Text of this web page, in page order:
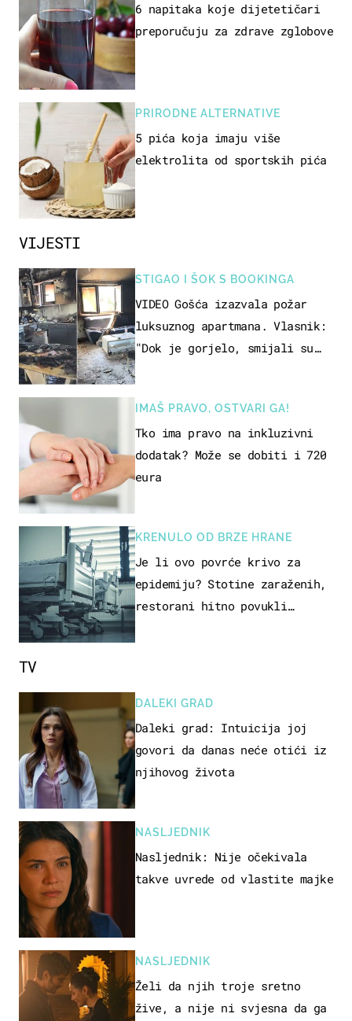
VIJESTI
STIGAO I ŠOK S BOOKINGA
VIDEO Gošća izazvala požar
luksuznog apartmana. Vlasnik:
"Dok je gorjelo, smijali su
IMAŠ PRAVO, OSTVARI GA!
Tko ima pravo na inkluzivni
dodatak? Može se dobiti i 720
eura
KRENULO OD BRZE HRANE
Je li ovo povrće krivo za
epidemiju? Stotine zaraženih,
restorani hitno povukli
PREHRANU
6 napitaka koje dijetetičari
preporučuju za zdrave zglobove
PRIRODNE ALTERNATIVE
5 pića koja imaju više
elektrolita od sportskih pića
TV
DALEKI GRAD
Daleki grad: Intuicija joj
govori da danas neće otići iz
njihovog života
NASLJEDNIK
Nasljednik: Nije očekivala
takve uvrede od vlastite majke
NASLJEDNIK
Želi da njih troje sretno
žive, a nije ni svjesna da ga